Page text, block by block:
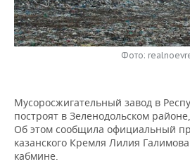
НЕФТЕХИМИЯ
НЕФТЬ
ЭНЕРГЕТИКА
РОЗНИЧНАЯ ТОРГОВЛЯ
НОВОСТИ ТЕХНОЛОГИЙ
ТЕЛЕКОММУНИКАЦИИ
МЕРОПРИЯТИЯ
НОВОСТИ МЕРОПРИЯТИЙ
БИЗНЕС-БРАНЧИ
ONLINE-КОНФЕРЕНЦИИ
ФУТБОЛ
ХОККЕЙ
НОВОСТИ ОБЩЕСТВА
ВЛАСТЬ
ФОТОГАЛЕРЕЯ
СЮЖЕТЫ
Фото:
Мусоросжигательный завод в
построят в Зеленодольском
Об этом сообщила официальный
казанского Кремля Лилия
кабмине.